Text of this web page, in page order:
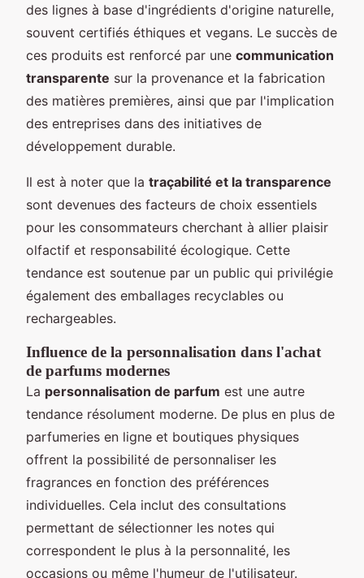
des lignes à base d'ingrédients d'origine naturelle,
souvent certifiés éthiques et vegans. Le succès de
ces produits est renforcé par une communication
transparente sur la provenance et la fabrication
des matières premières, ainsi que par l'implication
des entreprises dans des initiatives de
développement durable.
Il est à noter que la traçabilité et la transparence
sont devenues des facteurs de choix essentiels
pour les consommateurs cherchant à allier plaisir
olfactif et responsabilité écologique. Cette
tendance est soutenue par un public qui privilégie
également des emballages recyclables ou
rechargeables.
Influence de la personnalisation dans l'achat
de parfums modernes
La personnalisation de parfum est une autre
tendance résolument moderne. De plus en plus de
parfumeries en ligne et boutiques physiques
offrent la possibilité de personnaliser les
fragrances en fonction des préférences
individuelles. Cela inclut des consultations
permettant de sélectionner les notes qui
correspondent le plus à la personnalité, les
occasions ou même l'humeur de l'utilisateur.